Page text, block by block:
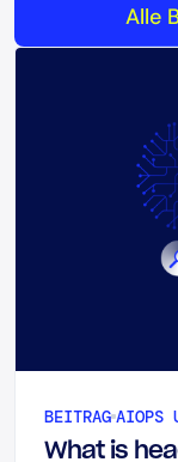
Alle
BEITRAG AIOPS
What is